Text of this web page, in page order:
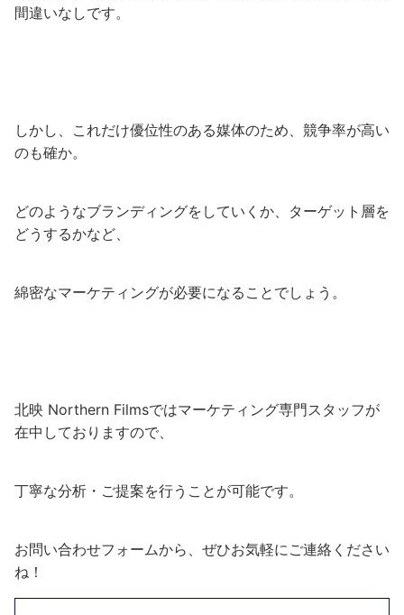
間違いなしです。
しかし、これだけ優位性のある媒体のため、競争率が高い
のも確か。
どのようなブランディングをしていくか、ターゲット層を
どうするかなど、
綿密なマーケティングが必要になることでしょう。
北映 Northern Filmsではマーケティング専門スタッフが
在中しておりますので、
丁寧な分析・ご提案を行うことが可能です。
お問い合わせフォームから、ぜひお気軽にご連絡ください
ね！